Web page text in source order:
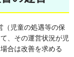
（児童の処遇等の保
、その運営状況が児
合は改善を求める